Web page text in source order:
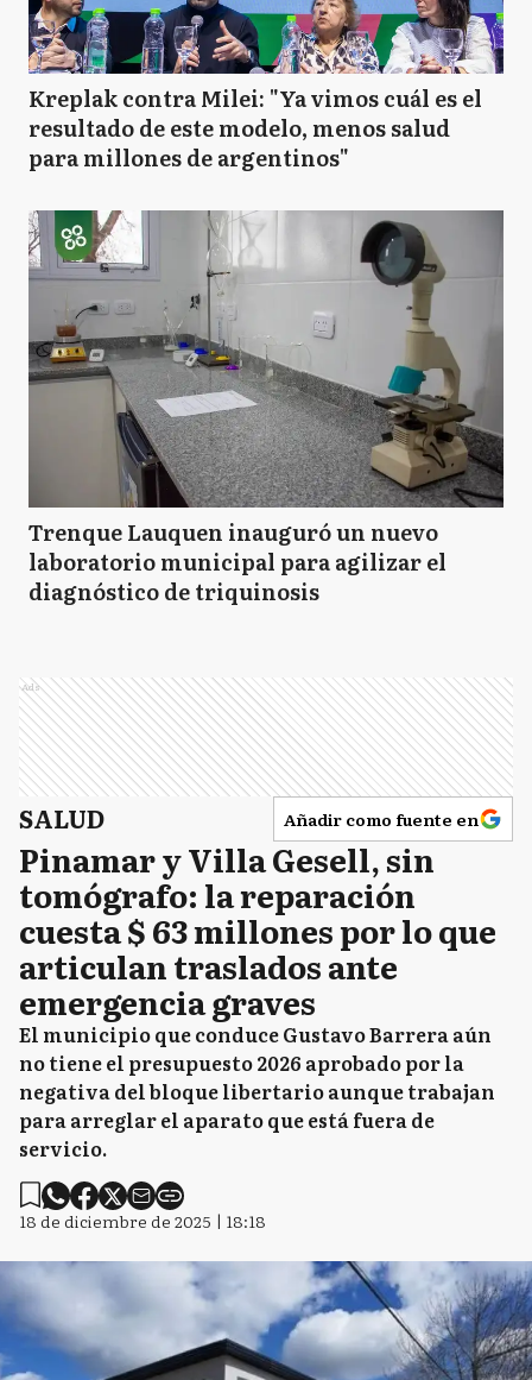
Kreplak contra Milei: "Ya vimos cuál es el
resultado de este modelo, menos salud
para millones de argentinos"
Trenque Lauquen inauguró un nuevo
laboratorio municipal para agilizar el
diagnóstico de triquinosis
Ads
SALUD Añadir como fuente en
Pinamar y Villa Gesell, sin
tomógrafo: la reparación
cuesta $ 63 millones por lo que
articulan traslados ante
emergencia graves
El municipio que conduce Gustavo Barrera aún
no tiene el presupuesto 2026 aprobado por la
negativa del bloque libertario aunque trabajan
para arreglar el aparato que está fuera de
servicio.
18 de diciembre de 2025 | 18:18